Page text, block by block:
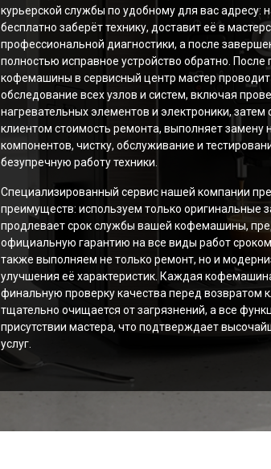
EA82F010
EA829E Latt'
EA8298 Latt'
EA826E30
EA826E
EA826E
EA8250
EA819N Arabica
Quattro Force
курьерской службы по удобному для вас адресу:
бесплатно заберёт технику, доставит её в
профессиональной диагностики, а после
полностью исправное устройство обратно. После
кофемашины в сервисный центр мастер
обследование всех узлов и систем, включая
нагревательных элементов и электроники, затем
клиентом стоимость ремонта, выполняет замену
компонентов, чистку, обслуживание и
безупречную работу техники.
Специализированный сервис нашей компании
преимуществ: используем только оригинальные
продлевает срок службы вашей кофемашины,
официальную гарантию на все виды работ
также выполняем не только ремонт, но и
улучшения её характеристик. Каждая
финальную проверку качества перед возвратом
тщательно очищается от загрязнений, а все
присутствии мастера, что подтверждает
услуг.